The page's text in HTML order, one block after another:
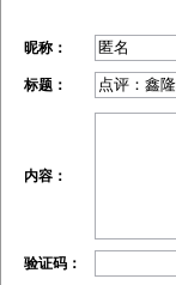
昵称：
标题：
内容：
验证码：